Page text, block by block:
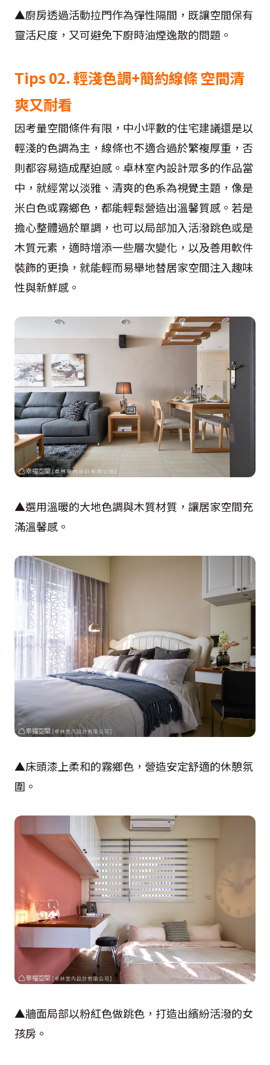
▲廚房透過活動拉門作為彈性隔間，既讓空間保有
靈活尺度，又可避免下廚時油煙逸散的問題。
Tips 02. 輕淺色調+簡約線條 空間清
爽又耐看
因考量空間條件有限，中小坪數的住宅建議還是以
輕淺的色調為主，線條也不適合過於繁複厚重，否
則都容易造成壓迫感。卓林室內設計眾多的作品當
中，就經常以淡雅、清爽的色系為視覺主題，像是
米白色或霧鄉色，都能輕鬆營造出溫馨質感。若是
擔心整體過於單調，也可以局部加入活潑跳色或是
木質元素，適時增添一些層次變化，以及善用軟件
裝飾的更換，就能輕而易舉地替居家空間注入趣味
性與新鮮感。
▲選用溫暖的大地色調與木質材質，讓居家空間充
滿溫馨感。
▲床頭漆上柔和的霧鄉色，營造安定舒適的休憩氛
圍。
▲牆面局部以粉紅色做跳色，打造出繽紛活潑的女
孩房。